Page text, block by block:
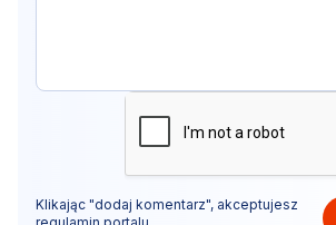
Klikając "dodaj komentarz", akceptujesz